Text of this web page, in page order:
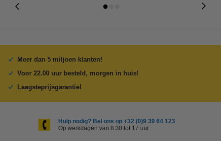
Meer dan 5 miljoen klanten!
Voor 22.00 uur besteld, morgen in huis!
Laagsteprijsgarantie!
Hulp nodig? Bel ons op +32 (0)9 39 64 123
Op werkdagen van 8.30 tot 17 uur